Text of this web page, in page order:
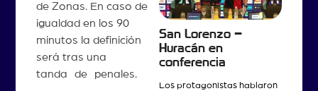
de Zonas. En caso de
igualdad en los 90
minutos la definición
será tras una
tanda de penales.
San Lorenzo –
Huracán en
conferencia
Los protagonistas hablaron